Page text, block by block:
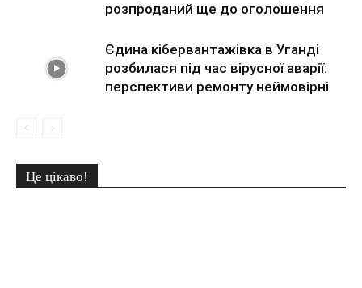
розпроданий ще до оголошення
Єдина кібервантажівка в Уганді
розбилася під час вірусної аварії:
перспективи ремонту неймовірні
Це цікаво!